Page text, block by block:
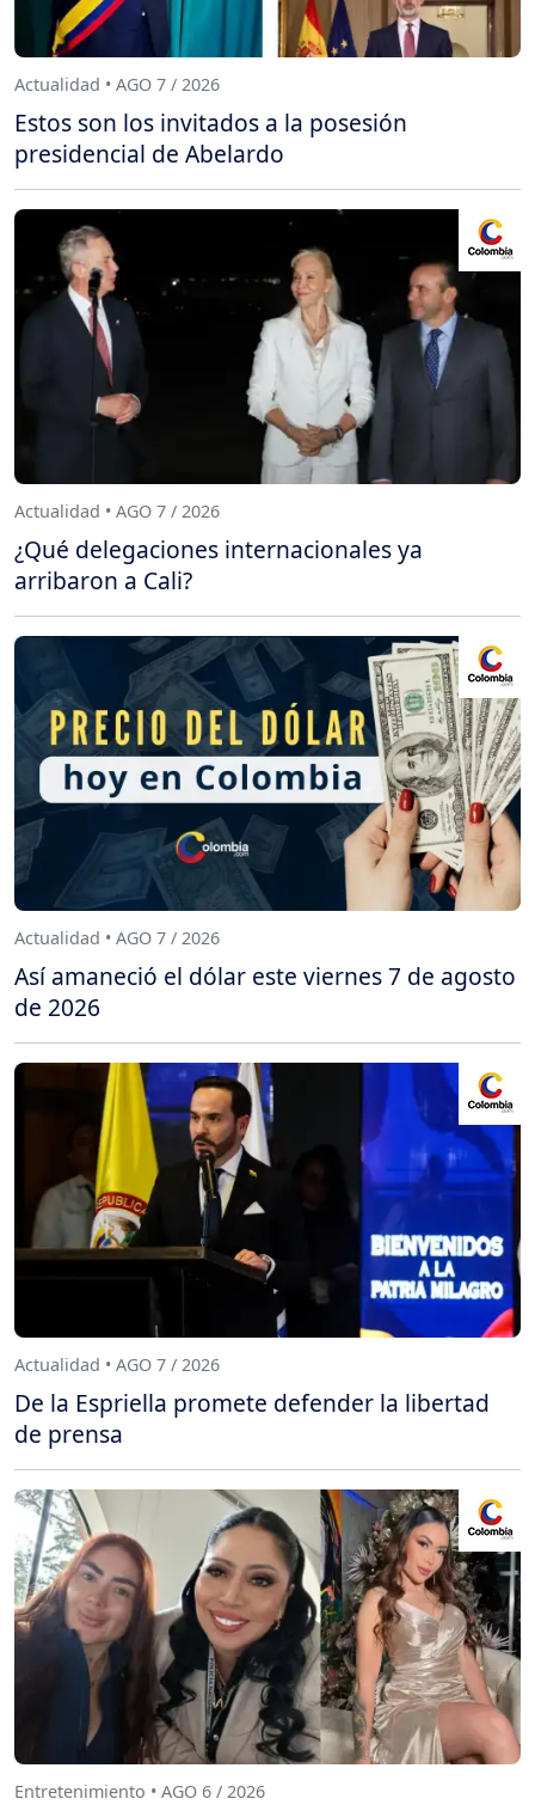
Actualidad • AGO 7 / 2026
Estos son los invitados a la posesión
presidencial de Abelardo
Actualidad • AGO 7 / 2026
¿Qué delegaciones internacionales ya
arribaron a Cali?
Actualidad • AGO 7 / 2026
Así amaneció el dólar este viernes 7 de agosto
de 2026
Actualidad • AGO 7 / 2026
De la Espriella promete defender la libertad
de prensa
Entretenimiento • AGO 6 / 2026